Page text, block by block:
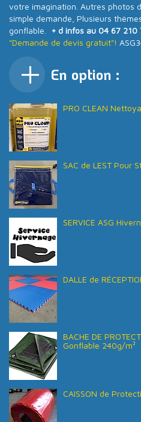
votre imagination. Autres photos
simple demande, Plusieurs
gonflable.
+ d infos au 04 67
"Demande de devis gratuit"!
En option :
PRO CLEAN
SAC de LEST Pour
SERVICE ASG
DALLE de
BACHE DE
Gonflable 240g/m²
CAISSON de